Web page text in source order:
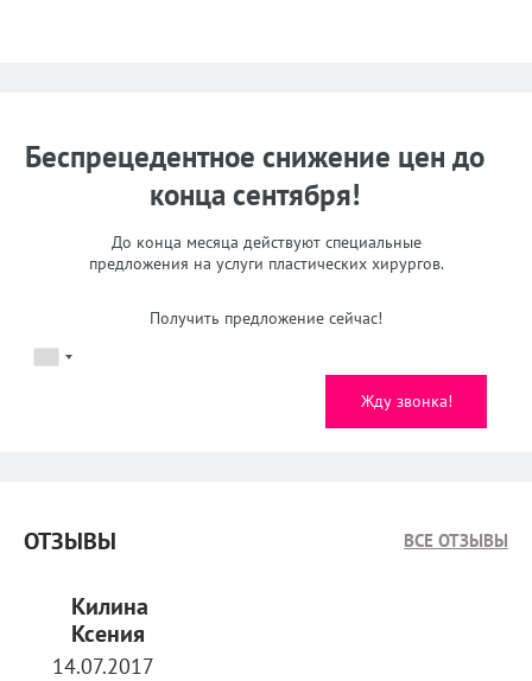
Беспрецедентное снижение цен до
конца сентября!
До конца месяца действуют специальные
предложения на услуги пластических хирургов.
Получить предложение сейчас!
Жду звонка!
ОТЗЫВЫ ВСЕ ОТЗЫВЫ
Килина
Ксения
14.07.2017